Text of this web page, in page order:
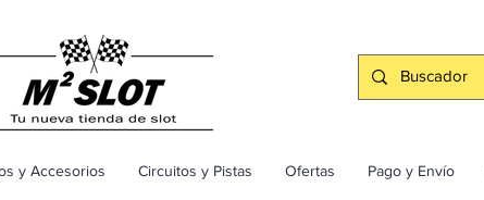
y Accesorios Circuitos y Pistas Ofertas Pago y Envío